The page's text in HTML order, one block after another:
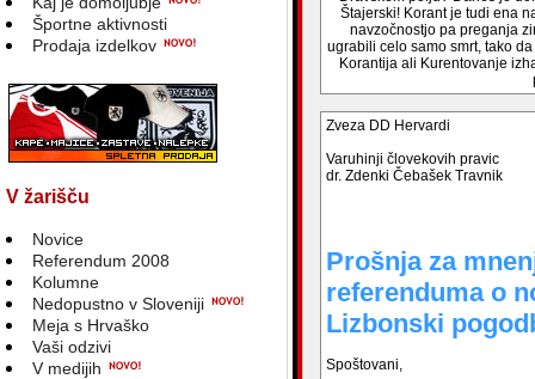
Športne aktivnosti
Prodaja izdelkov
V žarišču
Novice
Referendum 2008
Kolumne
Nedopustno v Sloveniji
Meja s Hrvaško
Vaši odzivi
V medijih
Štajerski! Korant je tudi ena
navzočnostjo pa preganja
ugrabili celo samo smrt, tako
Korantija ali Kurentovanje
Zveza DD Hervardi
Varuhinji človekovih pravic
dr. Zdenki Čebašek Travnik
Prošnja za
referenduma o
Lizbonski
Spoštovani,